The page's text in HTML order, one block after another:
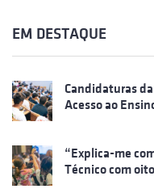
EM DESTAQUE
Candidaturas
Acesso ao
“Explica-me
Técnico com